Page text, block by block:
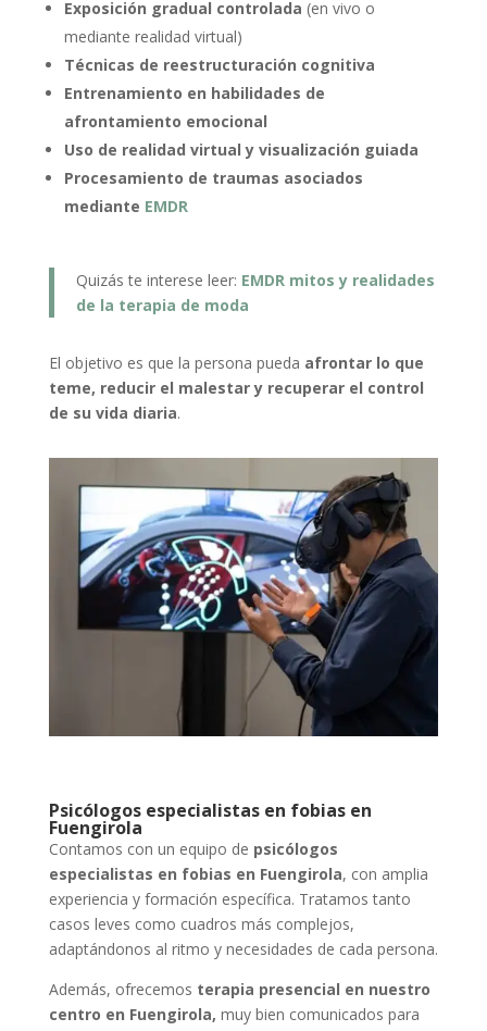
Exposición gradual controlada (en vivo o
mediante realidad virtual)
Técnicas de reestructuración cognitiva
Entrenamiento en habilidades de
afrontamiento emocional
Uso de realidad virtual y visualización guiada
Procesamiento de traumas asociados
mediante EMDR
Quizás te interese leer: EMDR mitos y realidades
de la terapia de moda
El objetivo es que la persona pueda afrontar lo que
teme, reducir el malestar y recuperar el control
de su vida diaria.
Psicólogos especialistas en fobias en
Fuengirola
Contamos con un equipo de psicólogos
especialistas en fobias en Fuengirola, con amplia
experiencia y formación específica. Tratamos tanto
casos leves como cuadros más complejos,
adaptándonos al ritmo y necesidades de cada persona.
Además, ofrecemos terapia presencial en nuestro
centro en Fuengirola, muy bien comunicados para